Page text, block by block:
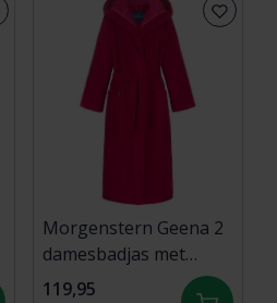
Morgenstern Geena 2
damesbadjas met
capuchon Kirschrot XL
119,95